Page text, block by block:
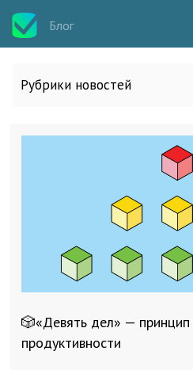
Блог
Рубрики новостей
Все статьи
Новости сервиса
Исполнителям
🎲«Девять дел» — принцип
продуктивности